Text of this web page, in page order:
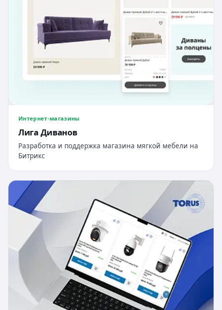
Интернет-магазины
Лига Диванов
Разработка и поддержка магазина мягкой мебели на
Битрикс